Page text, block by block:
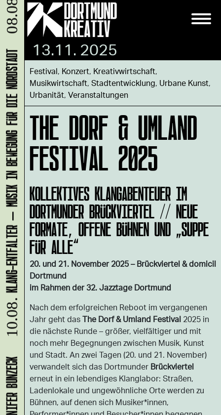
13.11. 2025
Festival, Konzert, Kreativwirtschaft,
Musikwirtschaft, Stadtentwicklung, Urbane Kunst,
Urbanität, Veranstaltungen
THE DORF & UMLAND
FESTIVAL 2025
KOLLEKTIVES KLANGABENTEUER IM
DORTMUNDER BRÜCKVIERTEL // NEUE
FORMATE, OFFENE BÜHNEN UND „SUPPE
FÜR ALLE“
20. und 21. November 2025 – Brückviertel & domicil
Dortmund
im Rahmen der 32. Jazztage Dortmund
Nach dem erfolgreichen Reboot im vergangenen
Jahr geht dasThe Dorf & Umland Festival 2025 in
die nächste Runde – größer, vielfältiger und mit
noch mehr Begegnungen zwischen Musik, Kunst
und Stadt. An zwei Tagen (20. und 21. November)
verwandelt sich das Dortmunder Brückviertel
erneut in ein lebendiges Klanglabor: Straßen,
Ladenlokale und ungewöhnliche Orte werden zu
Bühnen, auf denen sich Musiker*innen,
10.08.
KLANG-ENTFALTER – MUSIK IN BEWEGUNG FÜR DIE NORDSTADT
08.08.